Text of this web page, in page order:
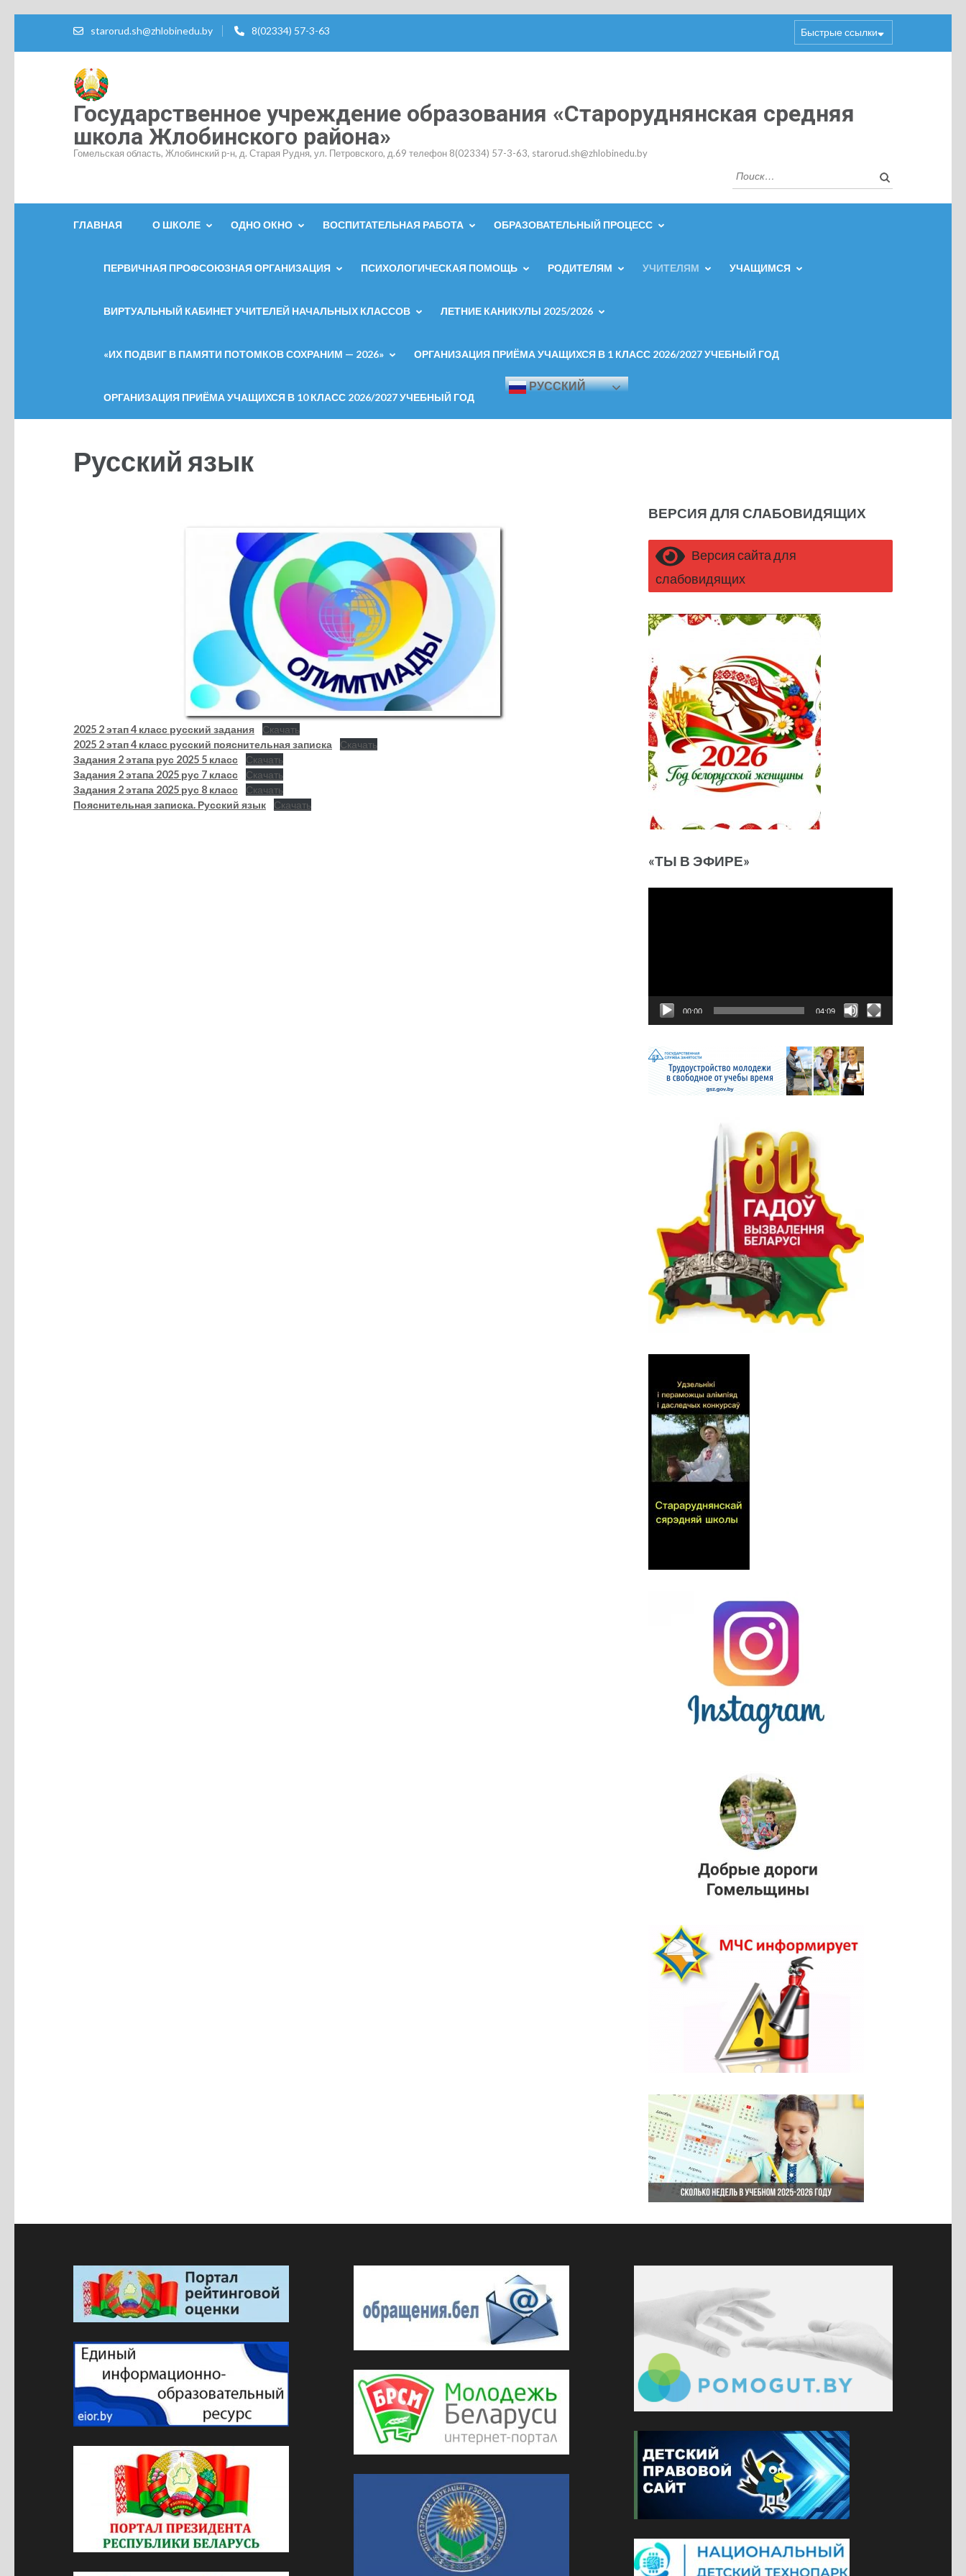
starorud.sh@zhlobinedu.by 8(02334) 57-3-63 Быстрые ссылки
Государственное учреждение образования «Староруднянская средняя
школа Жлобинского района»
Гомельская область, Жлобинский р-н, д. Старая Рудня, ул. Петровского, д.69 телефон 8(02334) 57-3-63, starorud.sh@zhlobinedu.by
Найти:
ГЛАВНАЯ О ШКОЛЕ ОДНО ОКНО ВОСПИТАТЕЛЬНАЯ РАБОТА ОБРАЗОВАТЕЛЬНЫЙ ПРОЦЕСС
ПЕРВИЧНАЯ ПРОФСОЮЗНАЯ ОРГАНИЗАЦИЯ ПСИХОЛОГИЧЕСКАЯ ПОМОЩЬ РОДИТЕЛЯМ УЧИТЕЛЯМ УЧАЩИМСЯ
ВИРТУАЛЬНЫЙ КАБИНЕТ УЧИТЕЛЕЙ НАЧАЛЬНЫХ КЛАССОВ ЛЕТНИЕ КАНИКУЛЫ 2025/2026
«ИХ ПОДВИГ В ПАМЯТИ ПОТОМКОВ СОХРАНИМ — 2026» ОРГАНИЗАЦИЯ ПРИЁМА УЧАЩИХСЯ В 1 КЛАСС 2026/2027 УЧЕБНЫЙ ГОД
ОРГАНИЗАЦИЯ ПРИЁМА УЧАЩИХСЯ В 10 КЛАСС 2026/2027 УЧЕБНЫЙ ГОД
РУССКИЙ
Русский язык
2025 2 этап 4 класс русский задания
Скачать
2025 2 этап 4 класс русский пояснительная записка
Скачать
Задания 2 этапа рус 2025 5 класс
Скачать
Задания 2 этапа 2025 рус 7 класс
Скачать
Задания 2 этапа 2025 рус 8 класс
Скачать
Пояснительная записка. Русский язык
Скачать
ВЕРСИЯ ДЛЯ СЛАБОВИДЯЩИХ
Версия сайта для
слабовидящих
«ТЫ В ЭФИРЕ»
00:00 04:09